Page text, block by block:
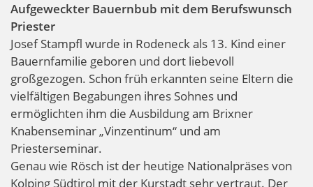
Aufgeweckter Bauernbub mit dem Berufswunsch
Priester
Josef Stampfl wurde in Rodeneck als 13. Kind einer
Bauernfamilie geboren und dort liebevoll
großgezogen. Schon früh erkannten seine Eltern die
vielfältigen Begabungen ihres Sohnes und
ermöglichten ihm die Ausbildung am Brixner
Knabenseminar „Vinzentinum“ und am
Priesterseminar.
Genau wie Rösch ist der heutige Nationalpräses von
Kolping Südtirol mit der Kurstadt sehr vertraut. Der